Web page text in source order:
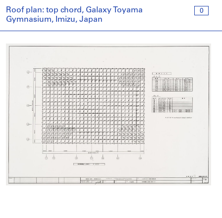
0
Roof plan: top chord, Galaxy Toyama
Gymnasium, Imizu, Japan